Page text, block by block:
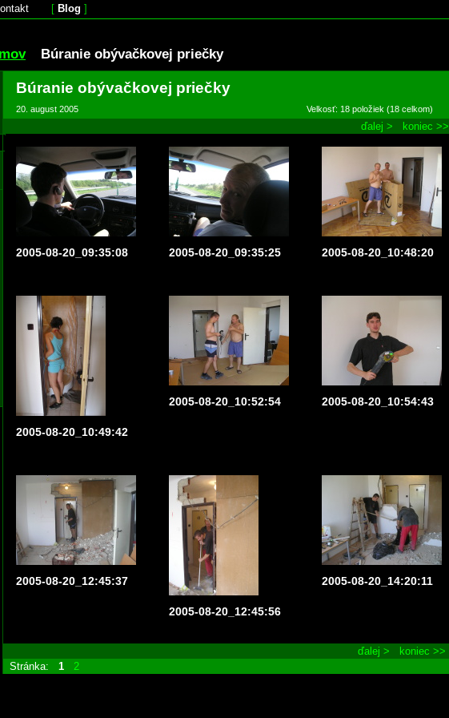
[ Blog ]
Búranie obývačkovej priečky
Búranie obývačkovej priečky
20. august 2005 Velkosť: 18 položiek (18 celkom)
ďalej > koniec >>
2005-08-20_09:35:08 2005-08-20_09:35:25 2005-08-20_10:48:20
2005-08-20_10:49:42
2005-08-20_10:52:54 2005-08-20_10:54:43
2005-08-20_12:45:37
2005-08-20_12:45:56
2005-08-20_14:20:11
ďalej >
koniec >>
Stránka:
1 2